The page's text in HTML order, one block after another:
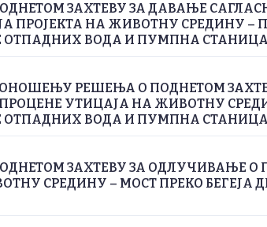
ЗАХТЕВУ ЗА ДАВАЊЕ
ПРОЈЕКТА НА ЖИВОТНУ СРЕДИНУ –
ВОДА И ПУМПНА
РЕШЕЊА О ПОДНЕТОМ
УТИЦАЈА НА ЖИВОТНУ
ВОДА И ПУМПНА
ЗАХТЕВУ ЗА ОДЛУЧИВАЊЕ О
СРЕДИНУ – МОСТ ПРЕКО БЕГЕЈА